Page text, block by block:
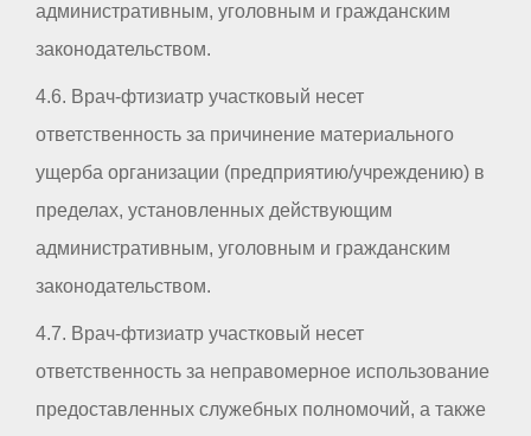
административным, уголовным и гражданским
законодательством.
4.6. Врач-фтизиатр участковый несет
ответственность за причинение материального
ущерба организации (предприятию/учреждению) в
пределах, установленных действующим
административным, уголовным и гражданским
законодательством.
4.7. Врач-фтизиатр участковый несет
ответственность за неправомерное использование
предоставленных служебных полномочий, а также